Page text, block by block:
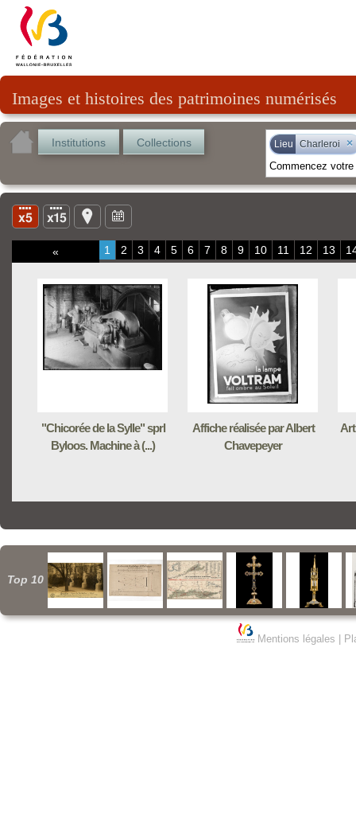
Images et histoires des patrimoines numérisés
Institutions Collections Lieu Charleroi ×
« 1 2 3 4 5 6 7 8 9 10 11 12 13
"Chicorée de la Sylle" sprl
Byloos. Machine à (...)
Affiche réalisée par Albert
Chavepeyer
Top 10
Mentions légales